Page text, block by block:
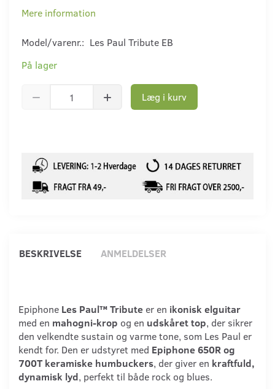
Mere information
Model/varenr.: Les Paul Tribute EB
På lager
Læg i kurv
BESKRIVELSE ANMELDELSER
Epiphone Les Paul™ Tribute er en ikonisk elguitar
med en mahogni-krop og en udskåret top, der sikrer
den velkendte sustain og varme tone, som Les Paul er
kendt for. Den er udstyret med Epiphone 650R og
700T keramiske humbuckers, der giver en kraftfuld,
dynamisk lyd, perfekt til både rock og blues.